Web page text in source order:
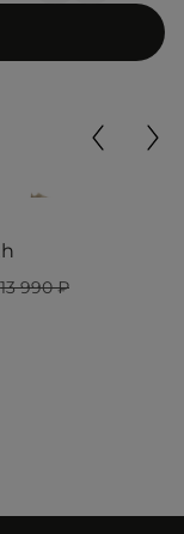
13 990 ₽